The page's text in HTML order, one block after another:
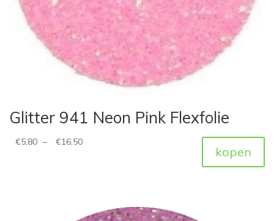
Glitter 941 Neon Pink Flexfolie
€5,80 – €16,50
kopen